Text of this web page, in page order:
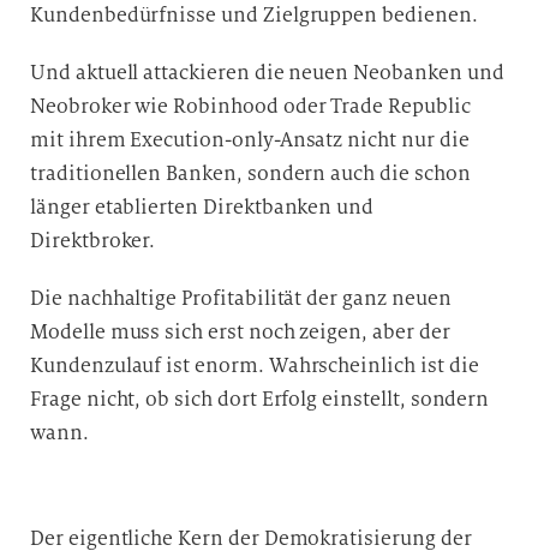
Kundenbedürfnisse und Zielgruppen bedienen.
Und aktuell attackieren die neuen Neobanken und
Neobroker wie Robinhood oder Trade Republic
mit ihrem Execution-only-Ansatz nicht nur die
traditionellen Banken, sondern auch die schon
länger etablierten Direktbanken und
Direktbroker.
Die nachhaltige Profitabilität der ganz neuen
Modelle muss sich erst noch zeigen, aber der
Kundenzulauf ist enorm. Wahrscheinlich ist die
Frage nicht, ob sich dort Erfolg einstellt, sondern
wann.
Der eigentliche Kern der Demokratisierung der